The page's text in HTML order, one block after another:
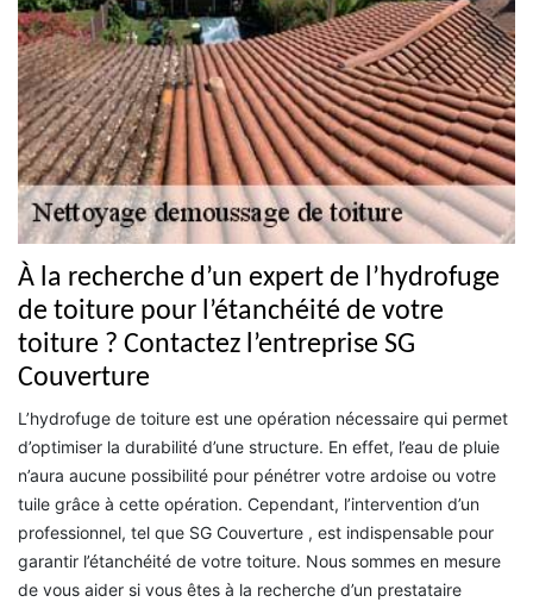
À la recherche d’un expert de l’hydrofuge
de toiture pour l’étanchéité de votre
toiture ? Contactez l’entreprise SG
Couverture
L’hydrofuge de toiture est une opération nécessaire qui permet
d’optimiser la durabilité d’une structure. En effet, l’eau de pluie
n’aura aucune possibilité pour pénétrer votre ardoise ou votre
tuile grâce à cette opération. Cependant, l’intervention d’un
professionnel, tel que SG Couverture , est indispensable pour
garantir l’étanchéité de votre toiture. Nous sommes en mesure
de vous aider si vous êtes à la recherche d’un prestataire